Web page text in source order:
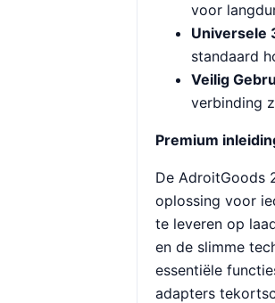
voor
Universele
standaard
Veilig
verbinding
Premium
De AdroitGoods
oplossing voor
te leveren op
en de slimme
essentiële
adapters